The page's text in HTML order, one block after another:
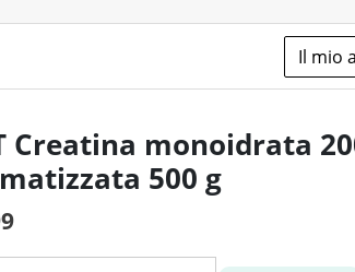
Il mio
Creatina monoidrata
500 g
Il
prezzo